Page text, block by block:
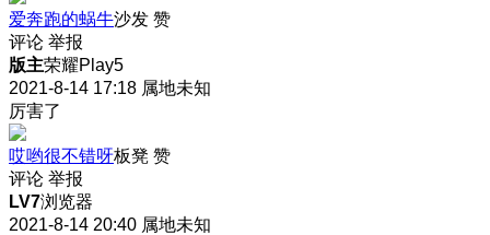
爱奔跑的蜗牛沙发 赞
评论 举报
版主荣耀Play5
2021-8-14 17:18 属地未知
厉害了
哎哟很不错呀板凳 赞
评论 举报
LV7浏览器
2021-8-14 20:40 属地未知